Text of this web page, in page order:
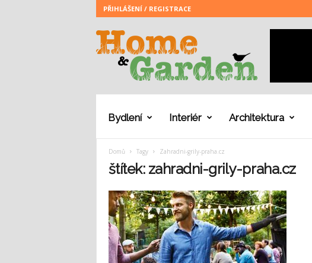
PŘIHLÁŠENÍ / REGISTRACE
m
r
Bydlení Interiér Architektura
Domů Tagy Zahradni-grily-praha.cz
štítek: zahradni-grily-praha.cz